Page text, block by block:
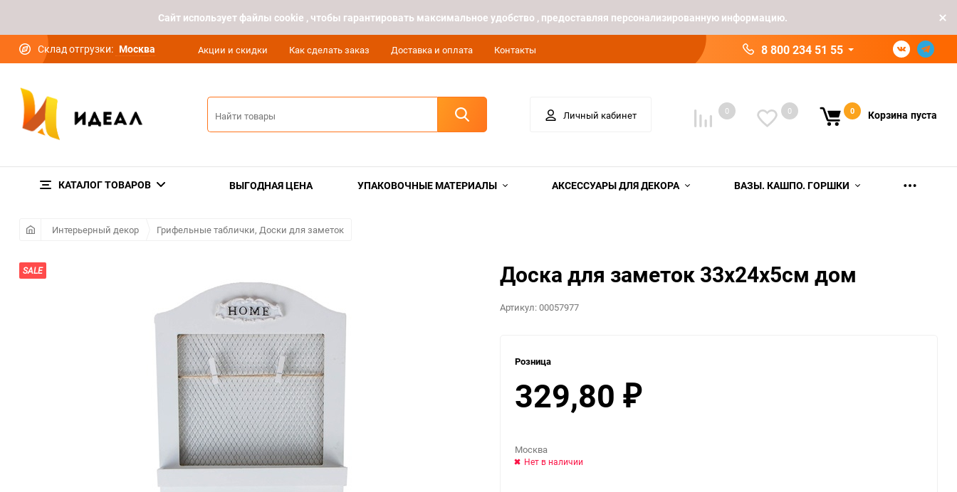
Cайт использует файлы cookie , чтобы гарантировать максимальное удобство , предоставляя персонализированную информацию.
Склад отгрузки: Москва Акции и скидки Как сделать заказ Доставка и оплата Контакты 8 800 234 51 55
Личный кабинет 0 0 0 Корзина пуста
КАТАЛОГ ТОВАРОВ ВЫГОДНАЯ ЦЕНА УПАКОВОЧНЫЕ МАТЕРИАЛЫ АКСЕССУАРЫ ДЛЯ ДЕКОРА ВАЗЫ. КАШПО. ГОРШКИ
Интерьерный декор Грифельные таблички, Доски для заметок
SALE Доска для заметок 33x24x5см дом
Артикул:00057977
Розница
329,80 ₽
Москва
Нет в наличии